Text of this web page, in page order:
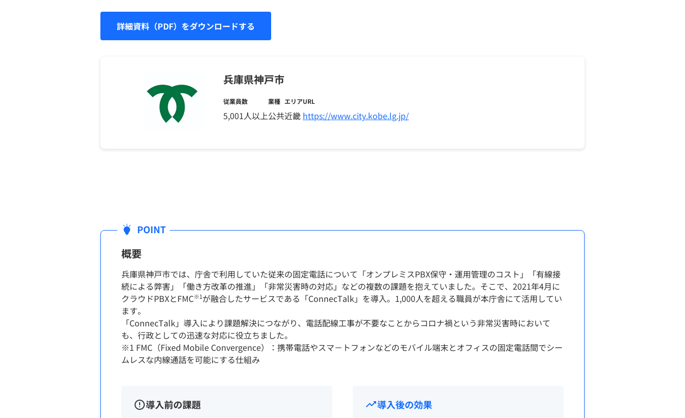
詳細資料（PDF）をダウンロードする
兵庫県神戸市
従業員数
5,001人以上
業種
公共
エリア
近畿
URL
https://www.city.kobe.lg.jp/
概要
兵庫県神戸市では、庁舎で利用していた従来の固定電話について「オンプレミスPBX保守・運用管理のコスト」「有線接
続による弊害」「働き方改革の推進」「非常災害時の対応」などの複数の課題を抱えていました。そこで、2021年4月に
クラウドPBXとFMC※1が融合したサービスである「ConnecTalk」を導入。1,000人を超える職員が本庁舎にて活用してい
ます。
「ConnecTalk」導入により課題解決につながり、電話配線工事が不要なことからコロナ禍という非常災害時において
も、行政としての迅速な対応に役立ちました。
※1 FMC（Fixed Mobile Convergence）：携帯電話やスマ－トフォンなどのモバイル端末とオフィスの固定電話間でシー
ムレスな内線通話を可能にする仕組み
導入前の課題 導入後の効果